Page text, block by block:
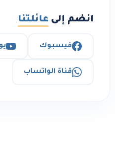
انضم إلى عائلتنا
فيسبوك
قناة الواتساب